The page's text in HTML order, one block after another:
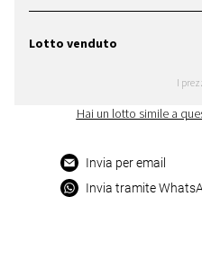
Lotto venduto
I
Hai un lotto simile a
Invia per email
Invia tramite